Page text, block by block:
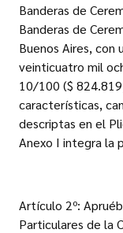
Banderas de
Banderas de
Buenos Aires,
veinticuatro mil
10/100 ($
características,
descriptas en el
Anexo I integra la
Artículo 2º:
Particulares de la